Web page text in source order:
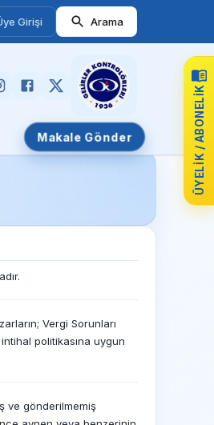
Girişi Arama
Makale Gönder ÜYELIK / ABONELIK
Vergi Sorunları
politikasına uygun
ve gönderilmemiş